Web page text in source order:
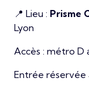
📍 Lieu : Prisme
Lyon
Accès : métro D
Entrée réservée